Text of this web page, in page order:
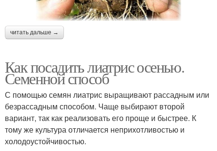
читать дальше →
Как посадить лиатрис осенью.
Семенной способ
С помощью семян лиатрис выращивают рассадным или
безрассадным способом. Чаще выбирают второй
вариант, так как реализовать его проще и быстрее. К
тому же культура отличается неприхотливостью и
холодоустойчивостью.